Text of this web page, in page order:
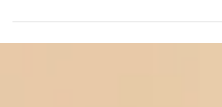
é o frenesi...